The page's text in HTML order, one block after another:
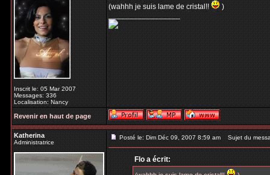
Inscrit le: 05 Mar 2007
Messages: 336
Localisation: Nancy
(wahhh je suis lame de cristal!!
)
_________________
Revenir en haut de page
Katherina
Administratrice
Posté le: Dim Déc 09, 2007 8:59 am Sujet du
Flo a écrit: